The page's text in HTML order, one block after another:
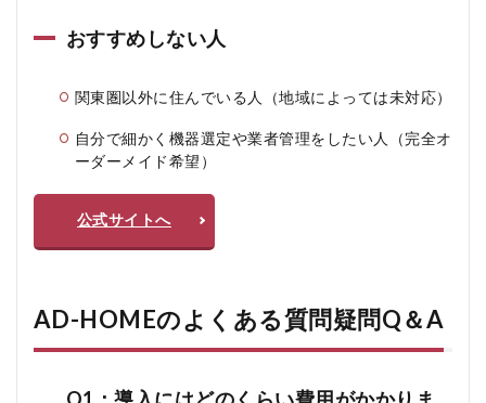
おすすめしない人
関東圏以外に住んでいる人（地域によっては未対応）
自分で細かく機器選定や業者管理をしたい人（完全オ
ーダーメイド希望）
公式サイトへ
AD-HOMEのよくある質問疑問Q＆A
Q1：導入にはどのくらい費用がかかりま